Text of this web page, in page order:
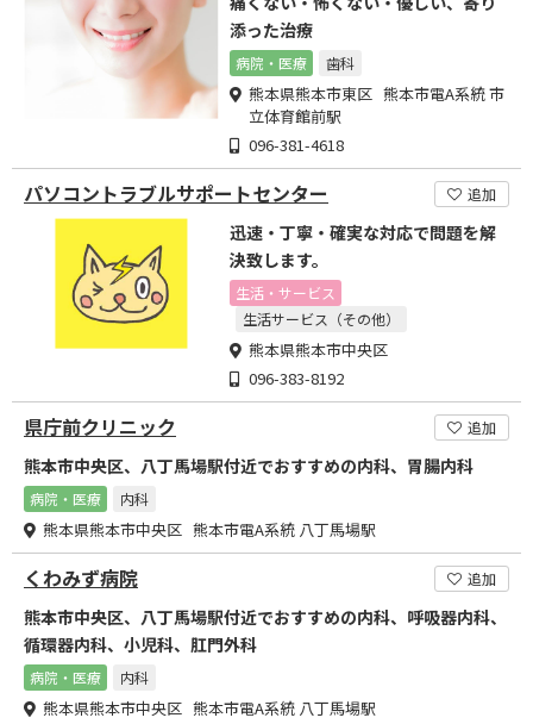
添った治療
病院・医療 歯科
熊本県熊本市東区 熊本市電A系統 市
立体育館前駅
096-381-4618
パソコントラブルサポートセンター 追加
迅速・丁寧・確実な対応で問題を解
決致します。
生活・サービス
生活サービス（その他）
熊本県熊本市中央区
096-383-8192
県庁前クリニック 追加
熊本市中央区、八丁馬場駅付近でおすすめの内科、胃腸内科
病院・医療 内科
熊本県熊本市中央区 熊本市電A系統 八丁馬場駅
くわみず病院 追加
熊本市中央区、八丁馬場駅付近でおすすめの内科、呼吸器内科、
循環器内科、小児科、肛門外科
病院・医療 内科
熊本県熊本市中央区 熊本市電A系統 八丁馬場駅